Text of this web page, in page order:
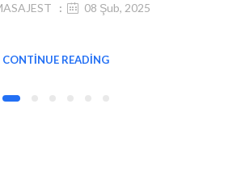
08 Şub, 2025
CONTINUE READING